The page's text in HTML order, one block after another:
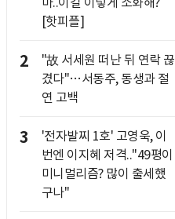
[핫피플]
2
"故 서세원 떠난 뒤 연락 끊
겼다"…서동주, 동생과 절
연 고백
3
'전자발찌 1호' 고영욱, 이
번엔 이지혜 저격.."49평이
미니멀리즘? 많이 출세했
구나"